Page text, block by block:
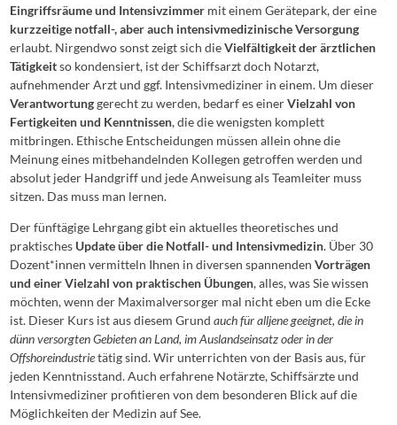
Eingriffsräume und Intensivzimmermit einem Gerätepark, der eine
kurzzeitige notfall-, aber auch intensivmedizinische Versorgung
erlaubt. Nirgendwo sonst zeigt sich dieVielfältigkeit der ärztlichen
Tätigkeitso kondensiert, ist der Schiffsarzt doch Notarzt,
aufnehmender Arzt und ggf. Intensivmediziner in einem. Um dieser
Verantwortunggerecht zu werden, bedarf es einerVielzahl von
Fertigkeiten und Kenntnissen, die die wenigsten komplett
mitbringen. Ethische Entscheidungen müssen allein ohne die
Meinung eines mitbehandelnden Kollegen getroffen werden und
absolut jeder Handgriff und jede Anweisung als Teamleiter muss
sitzen. Das muss man lernen.
Der fünftägige Lehrgang gibt ein aktuelles theoretisches und
praktisches Update über die Notfall- und Intensivmedizin. Über 30
Dozent*innen vermitteln Ihnen in diversen spannenden Vorträgen
und einer Vielzahl von praktischen Übungen, alles, was Sie wissen
möchten, wenn der Maximalversorger mal nicht eben um die Ecke
ist. Dieser Kurs ist aus diesem Grund auch für alljene geeignet, die in
dünn versorgten Gebieten an Land, im Auslandseinsatz oder in der
Offshoreindustrietätig sind. Wir unterrichten von der Basis aus, für
jeden Kenntnisstand. Auch erfahrene Notärzte, Schiffsärzte und
Intensivmediziner profitieren von dem besonderen Blick auf die
Möglichkeiten der Medizin auf See.